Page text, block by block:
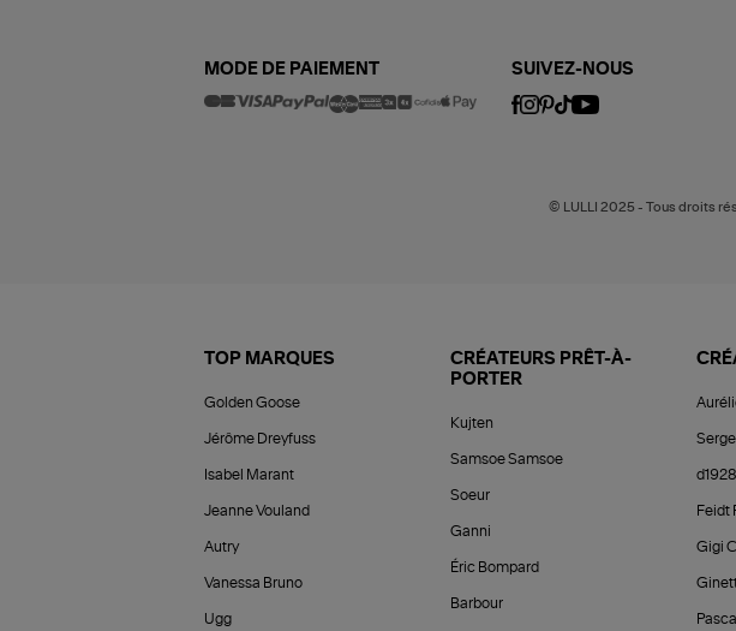
MODE DE PAIEMENT SUIVEZ-NOUS
© LULLI 2025 - Tous droits
TOP MARQUES
Golden Goose
Jérôme Dreyfuss
Isabel Marant
Jeanne Vouland
Autry
Vanessa Bruno
Ugg
CRÉATEURS PRÊT-À-
PORTER
Kujten
Samsoe Samsoe
Soeur
Ganni
Éric Bompard
Barbour
d1928
Feidt
Gigi